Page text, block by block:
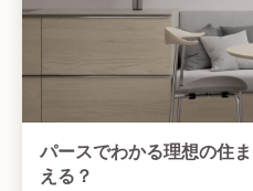
パースでわかる理想の住
える？